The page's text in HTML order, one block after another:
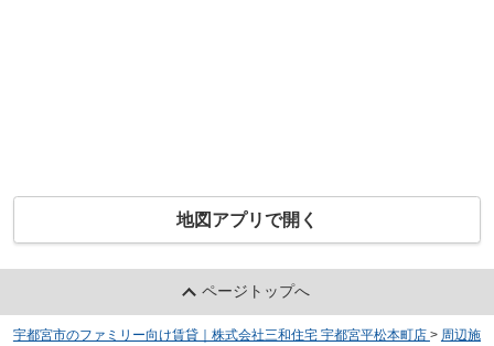
地図アプリで開く
ページトップへ
宇都宮市のファミリー向け賃貸｜株式会社三和住宅 宇都宮平松本町店 > 周辺施